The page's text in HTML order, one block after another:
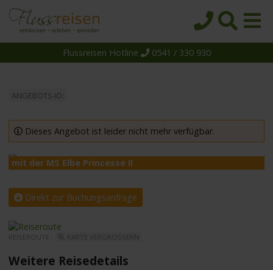
Reiseziele
Themen
Reedereien
Schiffe
Über uns
Suche
Flussreisen Hotline 0541 / 330 930
ANGEBOTS-ID:
Dieses Angebot ist leider nicht mehr verfügbar.
mit der MS Elbe Princesse II
Direkt zur Buchungsanfrage
REISEROUTE -
Weitere Reisedetails